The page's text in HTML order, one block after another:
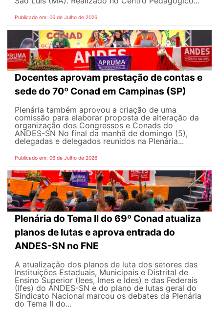
Publicado em: 06 de Julho de 2026
Docentes aprovam prestação de contas e
sede do 70º Conad em Campinas (SP)
Plenária também aprovou a criação de uma
comissão para elaborar proposta de alteração da
organização dos Congressos e Conads do
ANDES-SN No final da manhã de domingo (5),
delegadas e delegados reunidos na Plenária...
Publicado em: 06 de Julho de 2026
Plenária do Tema II do 69º Conad atualiza
planos de lutas e aprova entrada do
ANDES-SN no FNE
A atualização dos planos de luta dos setores das
Instituições Estaduais, Municipais e Distrital de
Ensino Superior (Iees, Imes e Ides) e das Federais
(Ifes) do ANDES-SN e do plano de lutas geral do
Sindicato Nacional marcou os debates da Plenária
do Tema II do...